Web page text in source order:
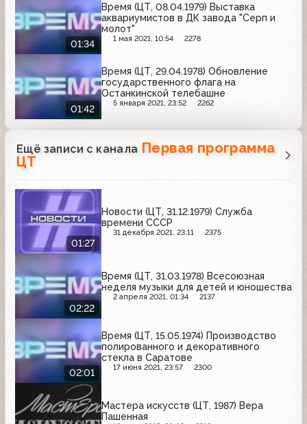
01:34
Время (ЦТ, 08.04.1979) Выставка
аквариумистов в ДК завода "Серп и
молот"
1 мая 2021, 10:54 2278
01:42
Время (ЦТ, 29.04.1978) Обновление
государственного флага на
Останкинской телебашне
5 января 2021, 23:52 2262
Ещё записи с канала Первая программа
ЦТ
01:27
Новости (ЦТ, 31.12.1979) Служба
времени СССР
31 декабря 2021, 23:11 2375
02:22
Время (ЦТ, 31.03.1978) Всесоюзная
неделя музыки для детей и юношества
2 апреля 2021, 01:34 2137
02:01
Время (ЦТ, 15.05.1974) Производство
полированного и декоративного
стекла в Саратове
17 июня 2021, 23:57 2300
Мастера искусств (ЦТ, 1987) Вера
Пашенная